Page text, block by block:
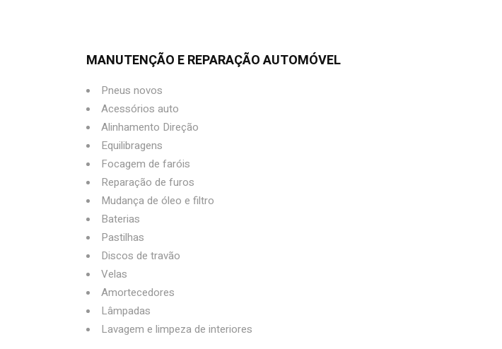
MANUTENÇÃO E REPARAÇÃO AUTOMÓVEL
Pneus novos
Acessórios auto
Alinhamento Direção
Equilibragens
Focagem de faróis
Reparação de furos
Mudança de óleo e filtro
Baterias
Pastilhas
Discos de travão
Velas
Amortecedores
Lâmpadas
Lavagem e limpeza de interiores